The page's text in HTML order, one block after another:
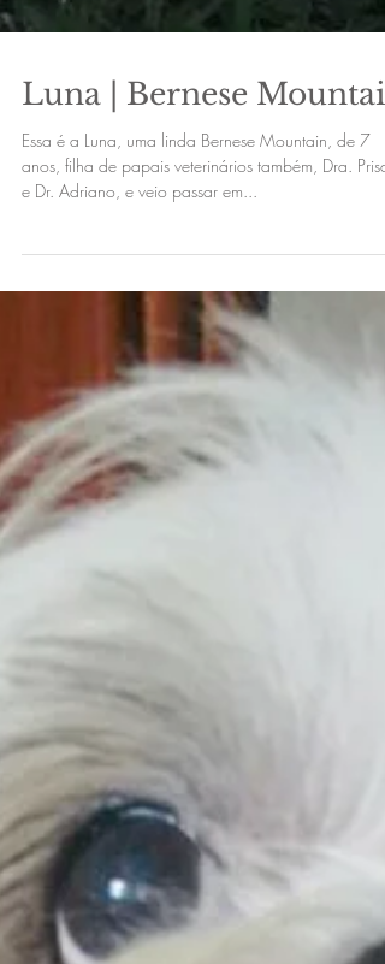
Luna | Bernese
Essa é a Luna, uma linda Bernese Mountain, de 7
anos, filha de papais veterinários também, Dra.
e Dr. Adriano, e veio passar em...